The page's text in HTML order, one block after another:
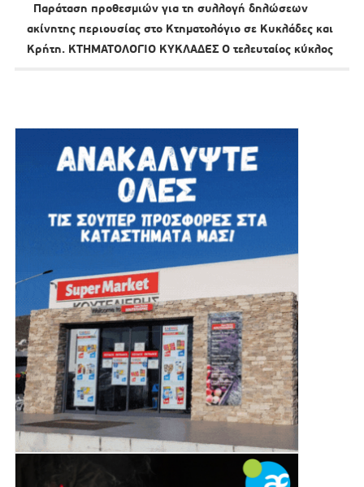
Παράταση προθεσμιών για τη συλλογή δηλώσεων
ακίνητης περιουσίας στο Κτηματολόγιο σε Κυκλάδες και
Κρήτη. ΚΤΗΜΑΤΟΛΟΓΙΟ ΚΥΚΛΑΔΕΣ Ο τελευταίος κύκλος